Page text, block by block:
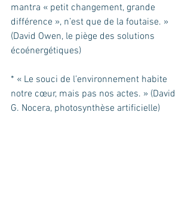
mantra « petit changement, grande
différence », n’est que de la foutaise. »
(David Owen, le piège des solutions
écoénergétiques)
* « Le souci de l’environnement habite
notre cœur, mais pas nos actes. » (David
G. Nocera, photosynthèse artificielle)